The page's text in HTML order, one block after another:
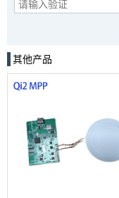
其他产品